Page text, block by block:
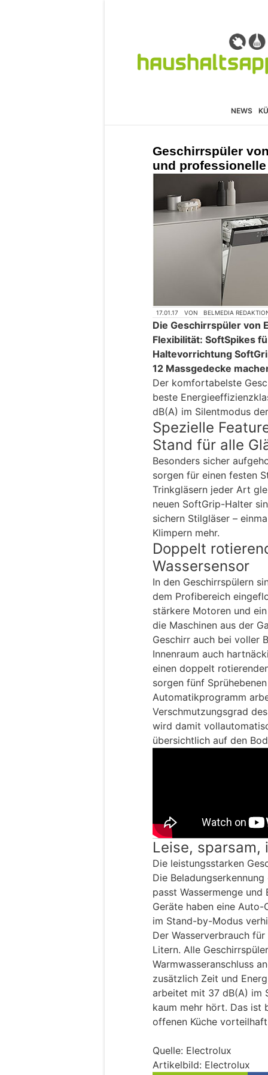
NEWS
Geschirrspüler
und
17.01.17 VON BELMEDIA
Die Geschirrspüler von
Flexibilität: SoftSpikes
Haltevorrichtung
12 Massgedecke
Der komfortabelste
beste
dB(A) im Silentmodus
Spezielle
Stand für alle
Besonders sicher
sorgen für einen festen
Trinkgläsern jeder Art
neuen SoftGrip-Halter
sichern Stilgläser –
Klimpern mehr.
Doppelt
Wassersensor
In den Geschirrspülern
dem Profibereich
stärkere Motoren und
die Maschinen aus der
Geschirr auch bei voller
Innenraum auch
einen doppelt
sorgen fünf
Automatikprogramm
Verschmutzungsgrad
wird damit
übersichtlich auf den
Leise, sparsam,
Die leistungsstarken
Die
passt Wassermenge
Geräte haben eine
im Stand-by-Modus
Der Wasserverbrauch
Litern. Alle
Warmwasseranschluss
zusätzlich Zeit und
arbeitet mit 37 dB(A) im
kaum mehr hört. Das ist
offenen Küche
Quelle: Electrolux
Artikelbild: Electrolux